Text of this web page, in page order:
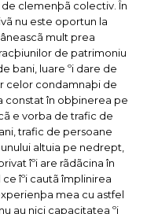
clemenþã colectiv. În
nu este oportun la
mult prea
de patrimoniu
bani, luare ºi dare de
celor condamnaþi de
constat în obþinerea pe
e vorba de trafic de
trafic de persoane
altuia pe nedrept,
îºi are rãdãcina în
îºi cautã împlinirea
mea cu astfel
au nici capacitatea ºi